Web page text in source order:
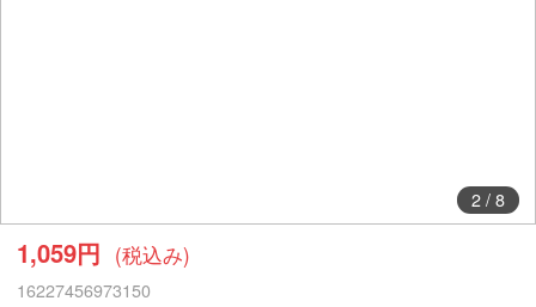
2/ 8
1,059円 (税込み)
16227456973150